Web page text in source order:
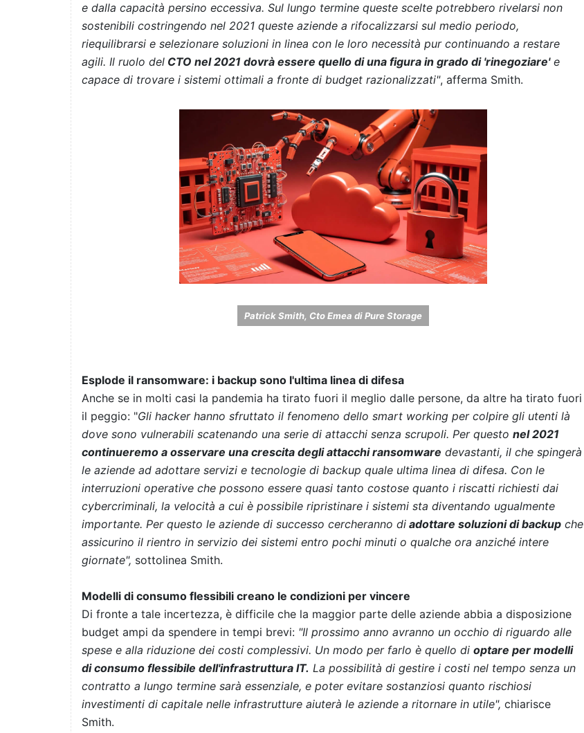
e dalla capacità persino eccessiva. Sul lungo termine queste scelte potrebbero rivelarsi non
sostenibili costringendo nel 2021 queste aziende a rifocalizzarsi sul medio periodo,
riequilibrarsi e selezionare soluzioni in linea con le loro necessità pur continuando a restare
agili. Il ruolo del CTO nel 2021 dovrà essere quello di una figura in grado di 'rinegoziare'e
capace di trovare i sistemi ottimali a fronte di budget razionalizzati", afferma Smith.
Patrick Smith, Cto Emea di Pure Storage
Esplode il ransomware: i backup sono l'ultima linea di difesa
Anche se in molti casi la pandemia ha tirato fuori il meglio dalle persone, da altre ha tirato fuori
il peggio: "Gli hacker hanno sfruttato il fenomeno dello smart working per colpire gli utenti là
dove sono vulnerabili scatenando una serie di attacchi senza scrupoli. Per questo nel 2021
continueremo a osservare una crescita degli attacchi ransomware devastanti, il che spingerà
le aziende ad adottare servizi e tecnologie di backup quale ultima linea di difesa. Con le
interruzioni operative che possono essere quasi tanto costose quanto i riscatti richiesti dai
cybercriminali, la velocità a cui è possibile ripristinare i sistemi sta diventando ugualmente
importante. Per questo le aziende di successo cercheranno di adottare soluzioni di backup che
assicurino il rientro in servizio dei sistemi entro pochi minuti o qualche ora anziché intere
giornate", sottolinea Smith.
Modelli di consumo flessibili creano le condizioni per vincere
Di fronte a tale incertezza, è difficile che la maggior parte delle aziende abbia a disposizione
budget ampi da spendere in tempi brevi: "Il prossimo anno avranno un occhio di riguardo alle
spese e alla riduzione dei costi complessivi. Un modo per farlo è quello di optare per modelli
di consumo flessibile dell'infrastruttura IT. La possibilità di gestire i costi nel tempo senza un
contratto a lungo termine sarà essenziale, e poter evitare sostanziosi quanto rischiosi
investimenti di capitale nelle infrastrutture aiuterà le aziende a ritornare in utile", chiarisce
Smith.